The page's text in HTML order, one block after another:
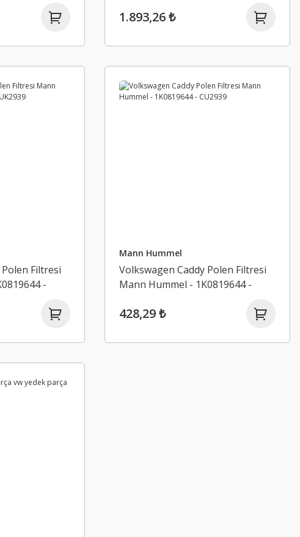
1.893,26 ₺
Filtresi
-
Mann Hummel
Volkswagen Caddy Polen Filtresi
Mann Hummel - 1K0819644 -
428,29 ₺